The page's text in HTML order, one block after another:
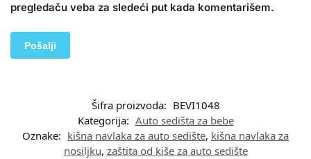
pregledaču veba za sledeći put kada komentarišem.
Šifra proizvoda: BEVI1048
Kategorija: Auto sedišta za bebe
Oznake: kišna navlaka za auto sedište, kišna navlaka za
nosiljku, zaštita od kiše za auto sedište